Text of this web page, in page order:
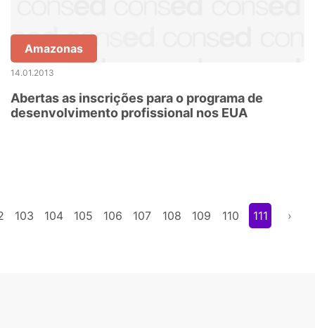
Amazonas
14.01.2013
Abertas as inscrições para o programa de
desenvolvimento profissional nos EUA
103 104 105 106 107 108 109 110 111 ›